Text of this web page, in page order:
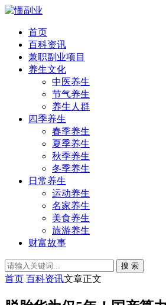
首页
百科资讯
兼职副业项目
养生文化
中医养生
节气养生
养生人群
四季养生
春季养生
夏季养生
秋季养生
冬季养生
日常养生
运动养生
名家养生
美食养生
旅游养生
财富故事
搜 索
首页 百科资讯文章正文